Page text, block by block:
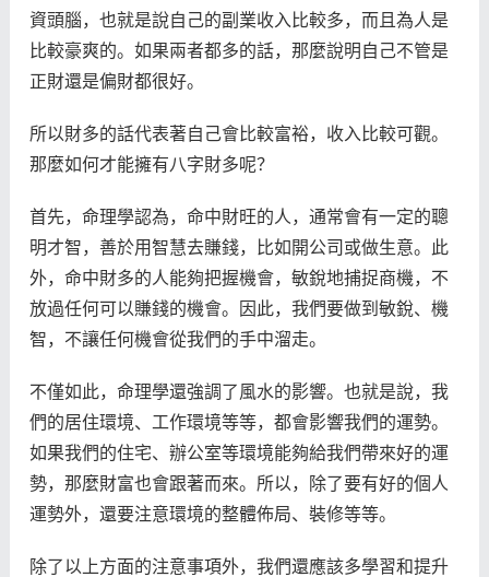
資頭腦，也就是說自己的副業收入比較多，而且為人是
比較豪爽的。如果兩者都多的話，那麼說明自己不管是
正財還是偏財都很好。
所以財多的話代表著自己會比較富裕，收入比較可觀。
那麼如何才能擁有八字財多呢？
首先，命理學認為，命中財旺的人，通常會有一定的聰
明才智，善於用智慧去賺錢，比如開公司或做生意。此
外，命中財多的人能夠把握機會，敏銳地捕捉商機，不
放過任何可以賺錢的機會。因此，我們要做到敏銳、機
智，不讓任何機會從我們的手中溜走。
不僅如此，命理學還強調了風水的影響。也就是說，我
們的居住環境、工作環境等等，都會影響我們的運勢。
如果我們的住宅、辦公室等環境能夠給我們帶來好的運
勢，那麼財富也會跟著而來。所以，除了要有好的個人
運勢外，還要注意環境的整體佈局、裝修等等。
除了以上方面的注意事項外，我們還應該多學習和提升